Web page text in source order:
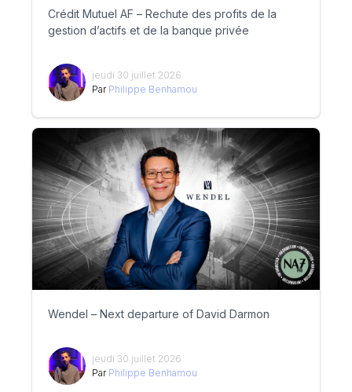
Crédit Mutuel AF – Rechute des profits de la
gestion d’actifs et de la banque privée
jeudi 30 juillet 2026
Par Philippe Benhamou
Wendel – Next departure of David Darmon
jeudi 30 juillet 2026
Par Philippe Benhamou